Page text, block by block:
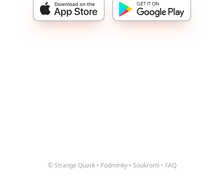
© Strange Quark • Podmínky • Soukromí • FAQ